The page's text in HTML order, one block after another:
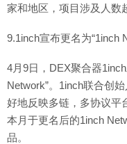
家和地区，项目涉及人数
9.1inch宣布更名为“1inch
4月9日，DEX聚合器
Network”。1inch联合创
好地反映多链，多协议平
本月于更名后的1inch
品。